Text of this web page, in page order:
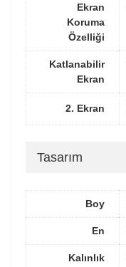
Ekran
Koruma
Özelliği
Katlanabilir
Ekran
2. Ekran
Tasarım
Boy
En
Kalınlık